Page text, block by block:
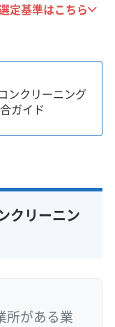
定基準はこちら
ンクリーニング
ガイド
クリーニン
所がある業